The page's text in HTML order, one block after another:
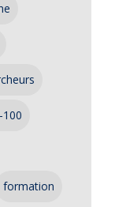
100
formation